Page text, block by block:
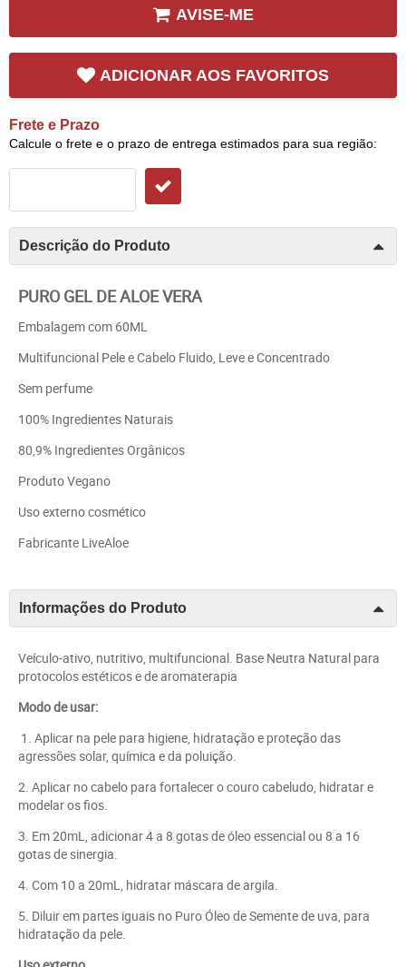
AVISE-ME
ADICIONAR AOS FAVORITOS
Frete e Prazo
Calcule o frete e o prazo de entrega estimados para sua região:
Descrição do Produto
PURO GEL DE ALOE VERA
Embalagem com 60ML
Multifuncional Pele e Cabelo Fluido, Leve e Concentrado
Sem perfume
100% Ingredientes Naturais
80,9% Ingredientes Orgânicos
Produto Vegano
Uso externo cosmético
Fabricante LiveAloe
Informações do Produto
Veículo-ativo, nutritivo, multifuncional. Base Neutra Natural para
protocolos estéticos e de aromaterapia
Modo de usar:
1. Aplicar na pele para higiene, hidratação e proteção das
agressões solar, química e da poluição.
2. Aplicar no cabelo para fortalecer o couro cabeludo, hidratar e
modelar os fios.
3. Em 20mL, adicionar 4 a 8 gotas de óleo essencial ou 8 a 16
gotas de sinergia.
4. Com 10 a 20mL, hidratar máscara de argila.
5. Diluir em partes iguais no Puro Óleo de Semente de uva, para
hidratação da pele.